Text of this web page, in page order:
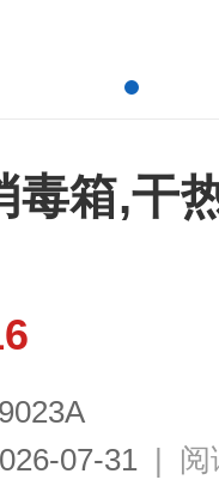
毒箱,干
07-31 | 阅